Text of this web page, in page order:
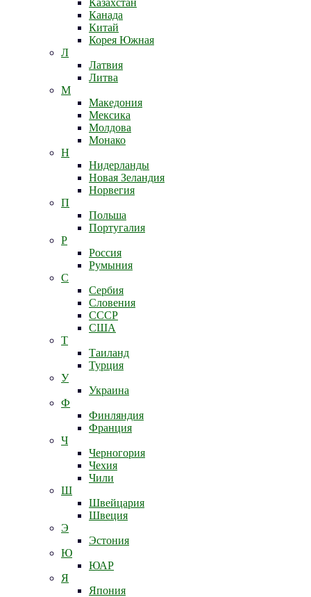
Казахстан
Канада
Китай
Корея Южная
Л
Латвия
Литва
М
Македония
Мексика
Молдова
Монако
Н
Нидерланды
Новая Зеландия
Норвегия
П
Польша
Португалия
Р
Россия
Румыния
С
Сербия
Словения
СССР
США
Т
Таиланд
Турция
У
Украина
Ф
Финляндия
Франция
Ч
Черногория
Чехия
Чили
Ш
Швейцария
Швеция
Э
Эстония
Ю
ЮАР
Я
Япония